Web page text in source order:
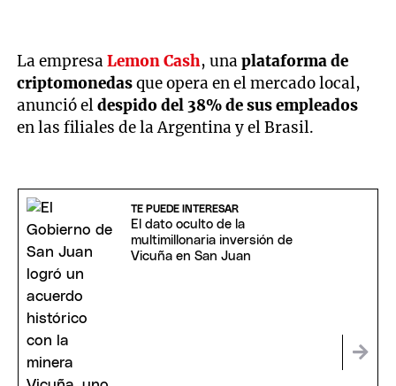
La empresaLemon Cash, unaplataforma de
criptomonedasque opera en el mercado local,
anunció eldespido del 38% de sus empleados
en las filiales de la Argentina y el Brasil.
TE PUEDE INTERESAR
El dato oculto de la
multimillonaria inversión de
Vicuña en San Juan